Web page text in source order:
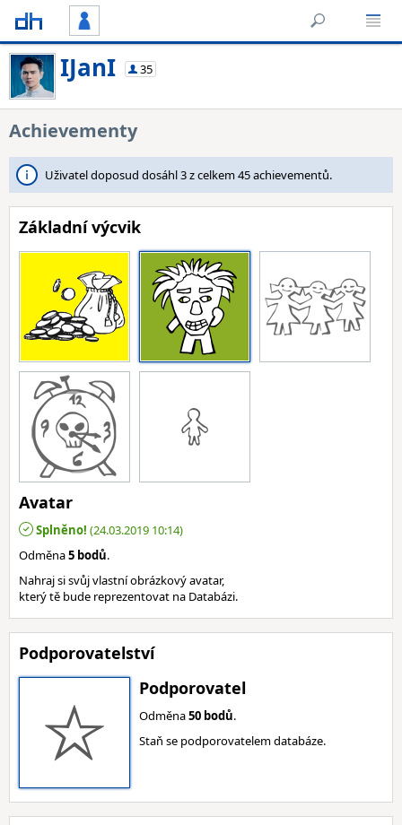
IJanI 35
Achievementy
Uživatel doposud dosáhl 3 z celkem 45 achievementů.
Základní výcvik
Avatar
Splněno! (24.03.2019 10:14)
Odměna5 bodů.
Nahraj si svůj vlastní obrázkový avatar,
který tě bude reprezentovat na Databázi.
Podporovatelství
Podporovatel
Odměna50 bodů.
Staň se podporovatelem databáze.